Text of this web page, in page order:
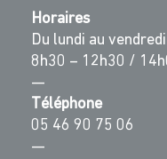
Horaires
Du lundi au vendredi
8h30 – 12h30 /
—
Téléphone
05 46 90 75 06
—